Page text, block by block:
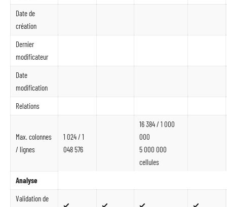
Date de
création
Dernier
modificateur
Date
modification
Relations
Max. colonnes
/ lignes
1 024 / 1
048 576
16 384 / 1 000
000
5 000 000
cellules
Analyse
Validation de